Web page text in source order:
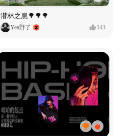
潜林之息🌳🌳🌳
Yea野了 143